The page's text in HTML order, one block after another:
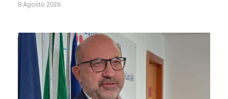
8 Agosto 2026